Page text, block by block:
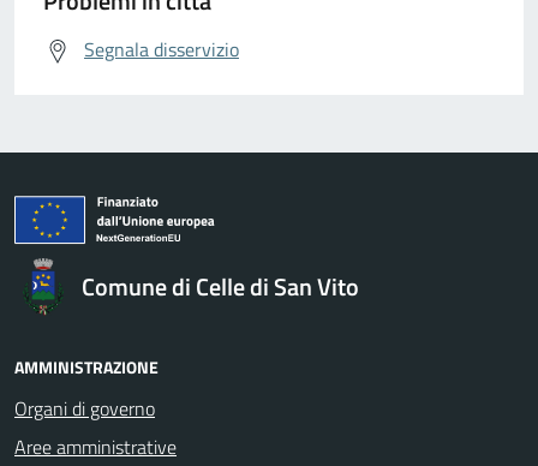
Segnala disservizio
Comune di Celle di San Vito
AMMINISTRAZIONE
Organi di governo
Aree amministrative